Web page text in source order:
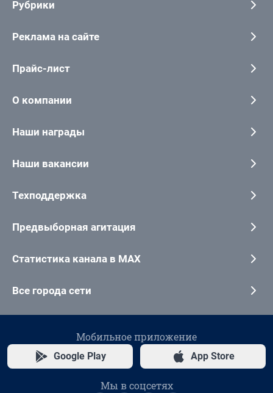
Рубрики
Реклама на сайте
Прайс-лист
О компании
Наши награды
Наши вакансии
Техподдержка
Предвыборная агитация
Статистика канала в MAX
Все города сети
Мобильное приложение
Google Play App Store
Мы в соцсетях